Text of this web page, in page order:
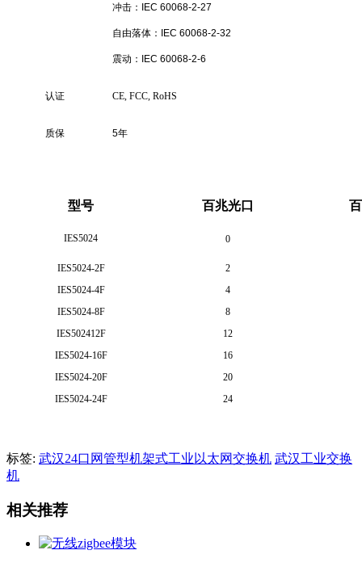
冲击：IEC 60068-2-27
自由落体：IEC 60068-2-32
震动：IEC 60068-2-6
认证 CE, FCC, RoHS
质保 5年
型号 百兆光口
IES5024 0
IES5024-2F
2
IES5024-4F
4
IES5024-8F
8
IES502412F
12
IES5024-16F
16
IES5024-20F
20
IES5024-24F
24
标签: 武汉24口网管型机架式工业以太网交换机 武汉工业交换
机
相关推荐